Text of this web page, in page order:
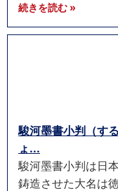
続きを読む »
駿河墨書小判（す
ょ...
駿河墨書小判は日
鋳造させた大名は